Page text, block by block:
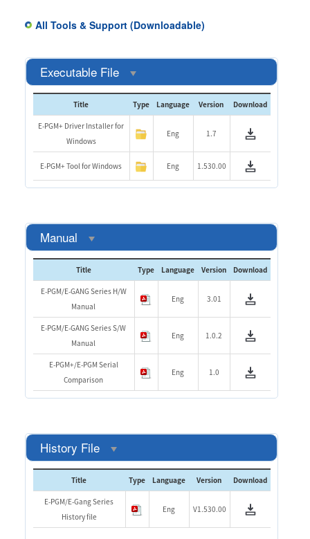
All Tools & Support (Downloadable)
Executable File
Title Type Language Version Download
E-PGM+ Driver Installer for
Windows
Eng 1.7
E-PGM+ Tool for Windows Eng 1.530.00
Manual
Title Type Language Version Download
E-PGM/E-GANG Series H/W
Manual
Eng 3.01
E-PGM/E-GANG Series S/W
Manual
Eng 1.0.2
E-PGM+/E-PGM Serial
Comparison
Eng 1.0
History File
Title Type Language Version Download
E-PGM/E-Gang Series
History file
Eng V1.530.00